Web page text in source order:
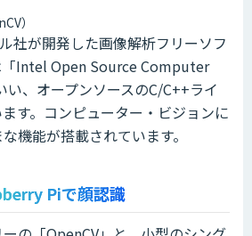
）
社が開発した画像解析フリーソフ
「Intel Open Source Computer
、オープンソースのC/C++ライ
す。コンピューター・ビジョンに
機能が搭載されています。
Piで顔認識